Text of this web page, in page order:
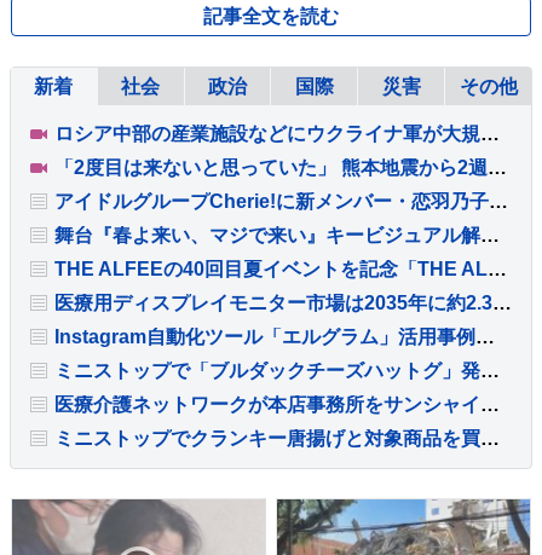
記事全文を読む
新着 社会 政治 国際 災害 その他
ロシア中部の産業施設などにウクライナ軍が大規模ドローン攻撃 13人死亡 70人以上けが ドローンはNATO加盟国で製造されたものとロシア捜査当局者が主張
「2度目は来ないと思っていた」 熊本地震から2週間 被災家屋の損害査定始まる
アイドルグループCherie!に新メンバー・恋羽乃子が加入
舞台『春よ来い、マジで来い』キービジュアル解禁とオープニングチケット販売決定
THE ALFEEの40回目夏イベントを記念「THE ALFEE新聞 夏イベ特集号」発売
医療用ディスプレイモニター市場は2035年に約2.3億米ドルへ成長予測
Instagram自動化ツール「エルグラム」活用事例：ダイエットレシピ発信でフォロワー2.8万人増
ミニストップで「ブルダックチーズハットグ」発売 激辛ソースをかけて楽しむ期間限定の味
医療介護ネットワークが本店事務所をサンシャイン60へ移転
ミニストップでクランキー唐揚げと対象商品を買うとドリンク無料クーポンをプレゼント